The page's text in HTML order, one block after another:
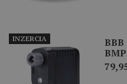
INZERCIA